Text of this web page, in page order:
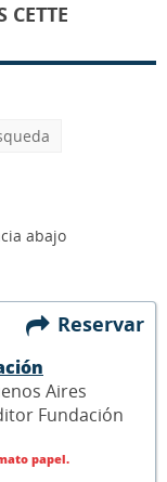
CETTE
abajo
Reservar
Aires
Fundación
papel.